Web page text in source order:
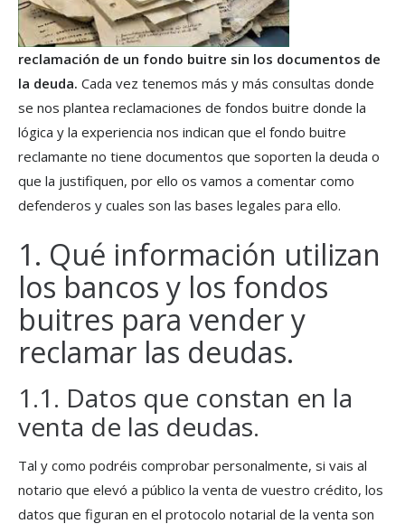
reclamación de un fondo buitre sin los documentos de
la deuda. Cada vez tenemos más y más consultas donde
se nos plantea reclamaciones de fondos buitre donde la
lógica y la experiencia nos indican que el fondo buitre
reclamante no tiene documentos que soporten la deuda o
que la justifiquen, por ello os vamos a comentar como
defenderos y cuales son las bases legales para ello.
1. Qué información utilizan
los bancos y los fondos
buitres para vender y
reclamar las deudas.
1.1. Datos que constan en la
venta de las deudas.
Tal y como podréis comprobar personalmente, si vais al
notario que elevó a público la venta de vuestro crédito, los
datos que figuran en el protocolo notarial de la venta son